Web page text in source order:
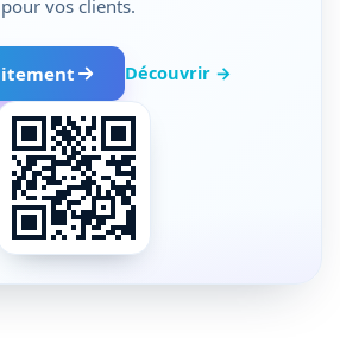
vos clients.
Découvrir →